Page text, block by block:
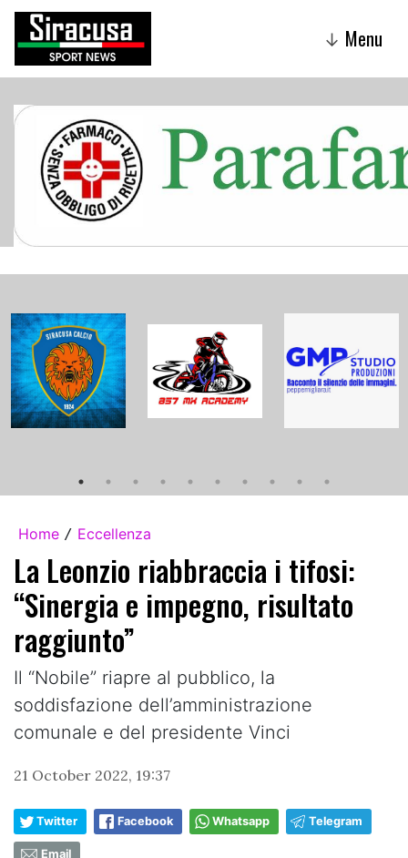
↓ Menu
Home / Eccellenza
La Leonzio riabbraccia i tifosi:
“Sinergia e impegno, risultato
raggiunto”
Il “Nobile” riapre al pubblico, la
soddisfazione dell’amministrazione
comunale e del presidente Vinci
21 October 2022, 19:37
Twitter Facebook Whatsapp Telegram
Email